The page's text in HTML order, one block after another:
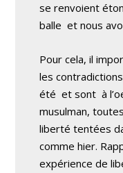
se renvoient
balle ­ et nous
Pour cela, il
les
été ­ et sont ­ à
musulman,
liberté tentées
comme hier.
expérience de